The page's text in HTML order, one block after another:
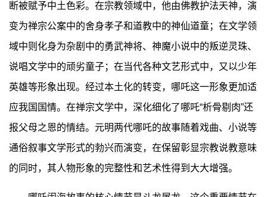
断被赋予中土色彩。在宗教领域中，他由佛教护法天神，演
变为禅宗公案中的舍身孝子和道教中的神仙道童；在文学领
域中则化身为杂剧中的勇武神将、神魔小说中的叛逆灵珠、
说唱文学中的顽劣童子；在当代各种文艺形式中，又以少年
英雄等形象出现。经过本土化的转变，哪吒这一形象更加适
应我国国情。在禅宗文学中，深化细化了哪吒“析骨剔肉”还
报父母之恩的情结。元明两代哪吒的故事随着戏曲、小说等
通俗叙事文学形式的勃兴而演变，在保留彰显宗教说教意味
的同时，其人物形象的完整性和艺术性得到大大增强。